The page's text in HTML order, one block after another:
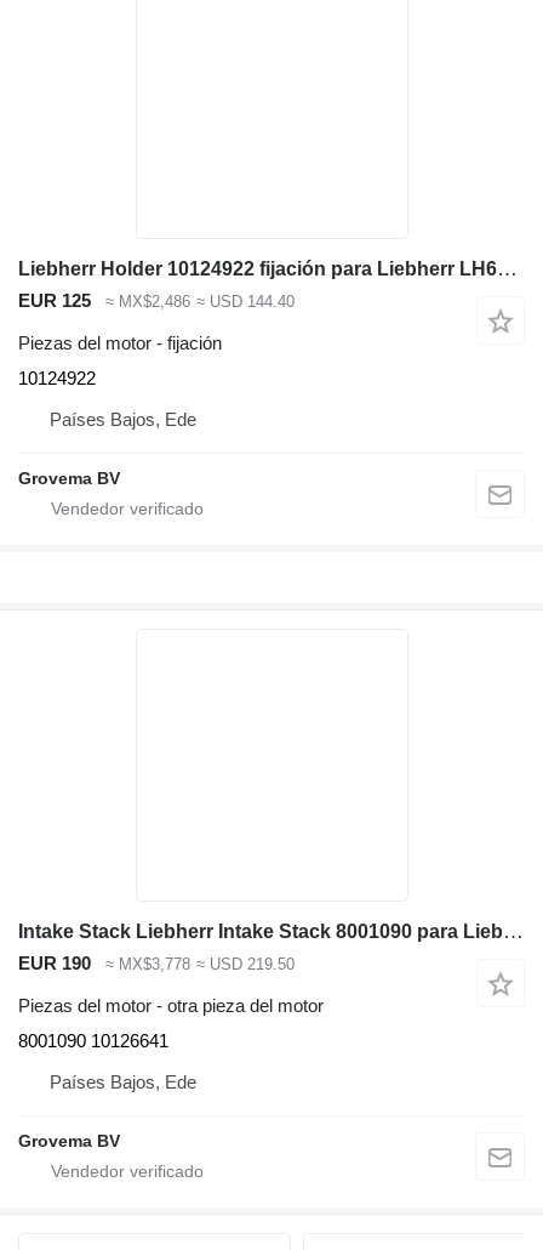
Liebherr Holder 10124922 fijación para Liebherr LH60 C/LH60 CHR/LH60 M/LH60 MHR/LH60 MT/LH80 C/LH80 M/LH80 MHR/L566/L576/L580/R946/R950/R956/R960/R976/D936 excavadora
EUR 125 ≈ MX$2,486 ≈ USD 144.40
Piezas del motor - fijación
10124922
Países Bajos, Ede
Grovema BV
Intake Stack Liebherr Intake Stack 8001090 para Liebherr R946/R950/R956/R960/D936 excavadora
EUR 190 ≈ MX$3,778 ≈ USD 219.50
Piezas del motor - otra pieza del motor
8001090 10126641
Países Bajos, Ede
Grovema BV